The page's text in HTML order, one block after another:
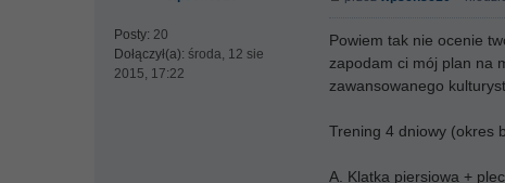
Posty: 20
Dołączył(a): środa, 12 sie
2015, 17:22
Powiem tak nie ocenie
zapodam ci mój plan na
zawansowanego
Trening 4 dniowy (okres
A. Klatka piersiowa +